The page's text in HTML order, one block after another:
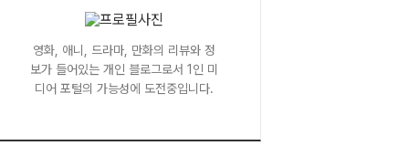
영화, 애니, 드라마, 만화의 리뷰와 정
보가 들어있는 개인 블로그로서 1인 미
디어 포털의 가능성에 도전중입니다.